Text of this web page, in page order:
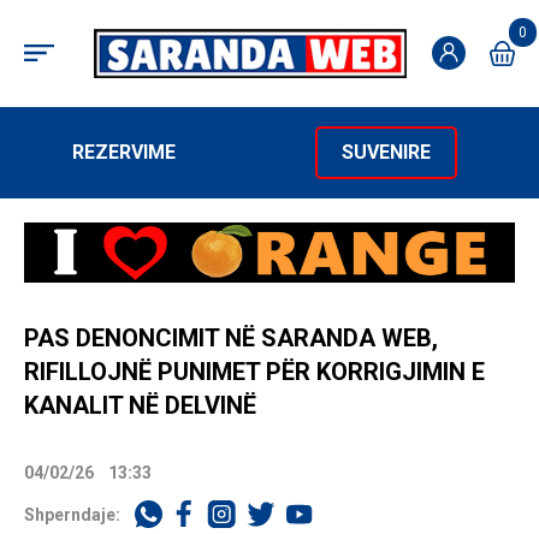
0
REZERVIME SUVENIRE
PAS DENONCIMIT NË SARANDA WEB,
RIFILLOJNË PUNIMET PËR KORRIGJIMIN E
KANALIT NË DELVINË
04/02/26 13:33
Shperndaje: